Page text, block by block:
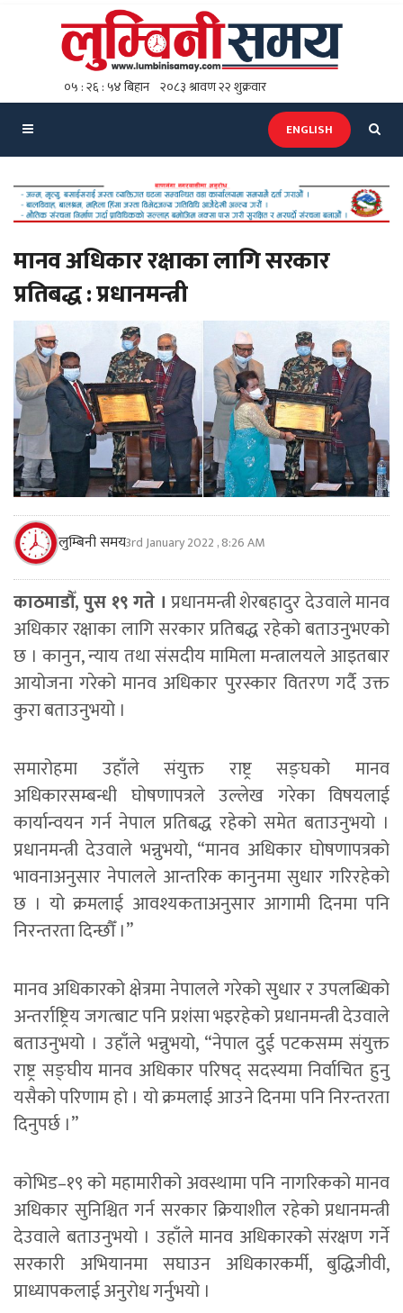
ENGLISH
मानव अधिकार रक्षाका लागि सरकार
प्रतिबद्ध : प्रधानमन्त्री
लुम्बिनी समय3rd January 2022 , 8:26 AM
काठमाडौँ, पुस १९ गते । प्रधानमन्त्री शेरबहादुर देउवाले मानव
अधिकार रक्षाका लागि सरकार प्रतिबद्ध रहेको बताउनुभएको
छ । कानुन, न्याय तथा संसदीय मामिला मन्त्रालयले आइतबार
आयोजना गरेको मानव अधिकार पुरस्कार वितरण गर्दै उक्त
कुरा बताउनुभयो ।
समारोहमा उहाँले संयुक्त राष्ट्र सङ्घको मानव
अधिकारसम्बन्धी घोषणापत्रले उल्लेख गरेका विषयलाई
कार्यान्वयन गर्न नेपाल प्रतिबद्ध रहेको समेत बताउनुभयो ।
प्रधानमन्त्री देउवाले भन्नुभयो, “मानव अधिकार घोषणापत्रको
भावनाअनुसार नेपालले आन्तरिक कानुनमा सुधार गरिरहेको
छ । यो क्रमलाई आवश्यकताअनुसार आगामी दिनमा पनि
निरन्तरता दिन्छौँ ।”
मानव अधिकारको क्षेत्रमा नेपालले गरेको सुधार र उपलब्धिको
अन्तर्राष्ट्रिय जगत्बाट पनि प्रशंसा भइरहेको प्रधानमन्त्री देउवाले
बताउनुभयो । उहाँले भन्नुभयो, “नेपाल दुई पटकसम्म संयुक्त
राष्ट्र सङ्घीय मानव अधिकार परिषद् सदस्यमा निर्वाचित हुनु
यसैको परिणाम हो । यो क्रमलाई आउने दिनमा पनि निरन्तरता
दिनुपर्छ ।”
कोभिड–१९ को महामारीको अवस्थामा पनि नागरिकको मानव
अधिकार सुनिश्चित गर्न सरकार क्रियाशील रहेको प्रधानमन्त्री
देउवाले बताउनुभयो । उहाँले मानव अधिकारको संरक्षण गर्ने
सरकारी अभियानमा सघाउन अधिकारकर्मी, बुद्धिजीवी,
प्राध्यापकलाई अनुरोध गर्नुभयो ।